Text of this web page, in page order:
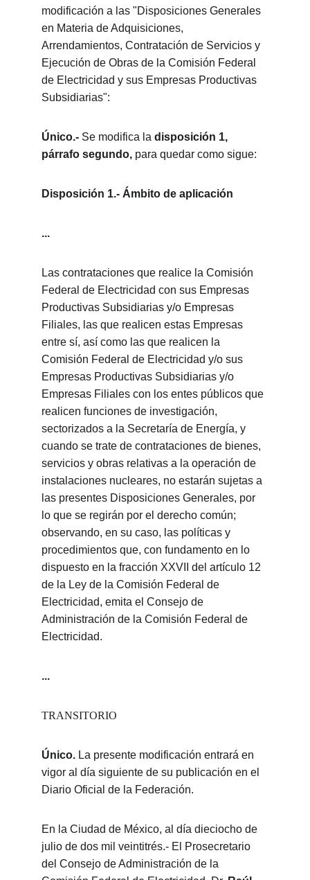
modificación a las "Disposiciones Generales
en Materia de Adquisiciones,
Arrendamientos, Contratación de Servicios y
Ejecución de Obras de la Comisión Federal
de Electricidad y sus Empresas Productivas
Subsidiarias":
Único.- Se modifica la disposición 1,
párrafo segundo, para quedar como sigue:
Disposición 1.- Ámbito de aplicación
...
Las contrataciones que realice la Comisión
Federal de Electricidad con sus Empresas
Productivas Subsidiarias y/o Empresas
Filiales, las que realicen estas Empresas
entre sí, así como las que realicen la
Comisión Federal de Electricidad y/o sus
Empresas Productivas Subsidiarias y/o
Empresas Filiales con los entes públicos que
realicen funciones de investigación,
sectorizados a la Secretaría de Energía, y
cuando se trate de contrataciones de bienes,
servicios y obras relativas a la operación de
instalaciones nucleares, no estarán sujetas a
las presentes Disposiciones Generales, por
lo que se regirán por el derecho común;
observando, en su caso, las políticas y
procedimientos que, con fundamento en lo
dispuesto en la fracción XXVII del artículo 12
de la Ley de la Comisión Federal de
Electricidad, emita el Consejo de
Administración de la Comisión Federal de
Electricidad.
...
TRANSITORIO
Único. La presente modificación entrará en
vigor al día siguiente de su publicación en el
Diario Oficial de la Federación.
En la Ciudad de México, al día dieciocho de
julio de dos mil veintitrés.- El Prosecretario
del Consejo de Administración de la